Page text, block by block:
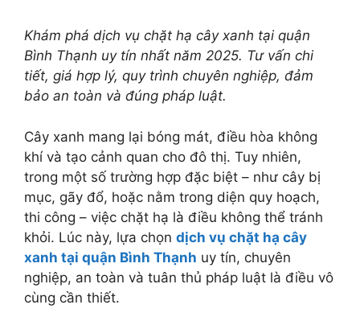
Khám phá dịch vụ chặt hạ cây xanh tại quận
Bình Thạnh uy tín nhất năm 2025. Tư vấn chi
tiết, giá hợp lý, quy trình chuyên nghiệp, đảm
bảo an toàn và đúng pháp luật.
Cây xanh mang lại bóng mát, điều hòa không
khí và tạo cảnh quan cho đô thị. Tuy nhiên,
trong một số trường hợp đặc biệt – như cây bị
mục, gãy đổ, hoặc nằm trong diện quy hoạch,
thi công – việc chặt hạ là điều không thể tránh
khỏi. Lúc này, lựa chọn dịch vụ chặt hạ cây
xanh tại quận Bình Thạnh uy tín, chuyên
nghiệp, an toàn và tuân thủ pháp luật là điều vô
cùng cần thiết.